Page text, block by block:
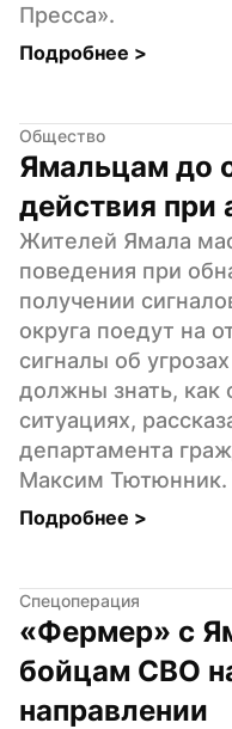
Пресса».
Подробнее >
Общество
Ямальцам до
действия при
Жителей Ямала
поведения при
получении
округа поедут на
сигналы об
должны знать, как
ситуациях,
департамента
Максим Тютюнник.
Подробнее >
Спецоперация
«Фермер» с
бойцам СВО
направлении